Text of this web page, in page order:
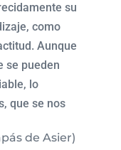
su
como
Aunque
se pueden
lo
que se nos
de Asier)